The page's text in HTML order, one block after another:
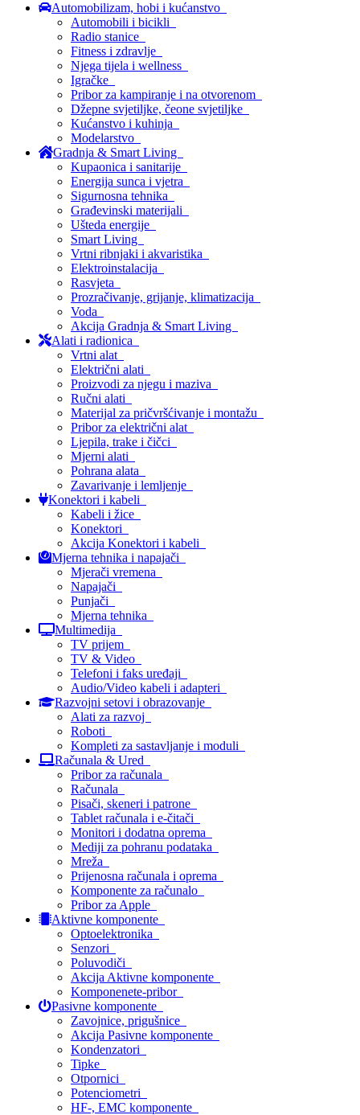
Automobilizam, hobi i kućanstvo
Automobili i bicikli
Radio stanice
Fitness i zdravlje
Njega tijela i wellness
Igračke
Pribor za kampiranje i na otvorenom
Džepne svjetiljke, čeone svjetiljke
Kućanstvo i kuhinja
Modelarstvo
Gradnja & Smart Living
Kupaonica i sanitarije
Energija sunca i vjetra
Sigurnosna tehnika
Građevinski materijali
Ušteda energije
Smart Living
Vrtni ribnjaki i akvaristika
Elektroinstalacija
Rasvjeta
Prozračivanje, grijanje, klimatizacija
Voda
Akcija Gradnja & Smart Living
Alati i radionica
Vrtni alat
Električni alati
Proizvodi za njegu i maziva
Ručni alati
Materijal za pričvršćivanje i montažu
Pribor za električni alat
Ljepila, trake i čičci
Mjerni alati
Pohrana alata
Zavarivanje i lemljenje
Konektori i kabeli
Kabeli i žice
Konektori
Akcija Konektori i kabeli
Mjerna tehnika i napajači
Mjerači vremena
Napajači
Punjači
Mjerna tehnika
Multimedija
TV prijem
TV & Video
Telefoni i faks uređaji
Audio/Video kabeli i adapteri
Razvojni setovi i obrazovanje
Alati za razvoj
Roboti
Kompleti za sastavljanje i moduli
Računala & Ured
Pribor za računala
Računala
Pisači, skeneri i patrone
Tablet računala i e-čitači
Monitori i dodatna oprema
Mediji za pohranu podataka
Mreža
Prijenosna računala i oprema
Komponente za računalo
Pribor za Apple
Aktivne komponente
Optoelektronika
Senzori
Poluvodiči
Akcija Aktivne komponente
Komponenete-pribor
Pasivne komponente
Zavojnice, prigušnice
Akcija Pasivne komponente
Kondenzatori
Tipke
Otpornici
Potenciometri
HF-, EMC komponente